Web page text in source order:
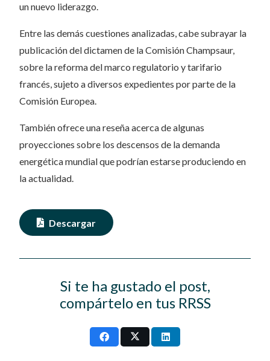
un nuevo liderazgo.
Entre las demás cuestiones analizadas, cabe subrayar la
publicación del dictamen de la Comisión Champsaur,
sobre la reforma del marco regulatorio y tarifario
francés, sujeto a diversos expedientes por parte de la
Comisión Europea.
También ofrece una reseña acerca de algunas
proyecciones sobre los descensos de la demanda
energética mundial que podrían estarse produciendo en
la actualidad.
Descargar
Si te ha gustado el post,
compártelo en tus RRSS